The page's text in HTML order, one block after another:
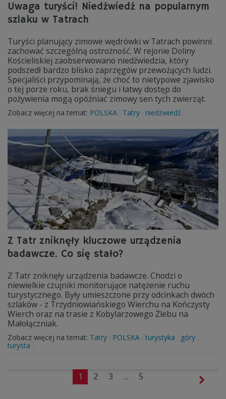
Uwaga turyści! Niedźwiedź na popularnym
szlaku w Tatrach
Turyści planujący zimowe wędrówki w Tatrach powinni
zachować szczególną ostrożność. W rejonie Doliny
Kościeliskiej zaobserwowano niedźwiedzia, który
podszedł bardzo blisko zaprzęgów przewożących ludzi.
Specjaliści przypominają, że choć to nietypowe zjawisko
o tej porze roku, brak śniegu i łatwy dostęp do
pożywienia mogą opóźniać zimowy sen tych zwierząt.
Zobacz więcej na temat: POLSKA Tatry niedźwiedź
Z Tatr zniknęły kluczowe urządzenia
badawcze. Co się stało?
Z Tatr zniknęły urządzenia badawcze. Chodzi o
niewielkie czujniki monitorujące natężenie ruchu
turystycznego. Były umieszczone przy odcinkach dwóch
szlaków - z Trzydniowiańskiego Wierchu na Kończysty
Wierch oraz na trasie z Kobylarzowego Żlebu na
Małołączniak.
Zobacz więcej na temat: Tatry POLSKA turystyka
góry
turysta
1 2 3 ... 5